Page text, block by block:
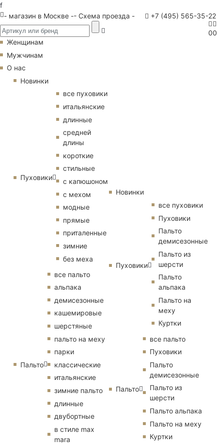
f
- магазин в Москве -- Схема проезда - +7 (495) 565-35-22
00
Женщинам
Мужчинам
О нас
Новинки
Пуховики
все пуховики
итальянские
длинные
средней
длины
короткие
стильные
с капюшоном
с мехом
модные
прямые
приталенные
зимние
без меха
Пальто
все пальто
альпака
демисезонные
кашемировые
шерстяные
пальто на меху
парки
классические
итальянские
зимние пальто
длинные
двубортные
в стиле max
mara
Новинки
Пуховики
все пуховики
Пуховики
Пальто
демисезонные
Пальто из
шерсти
Пальто
альпака
Пальто на
меху
Куртки
Пальто
все пальто
Пуховики
Пальто
демисезонные
Пальто из
шерсти
Пальто альпака
Пальто на меху
Куртки